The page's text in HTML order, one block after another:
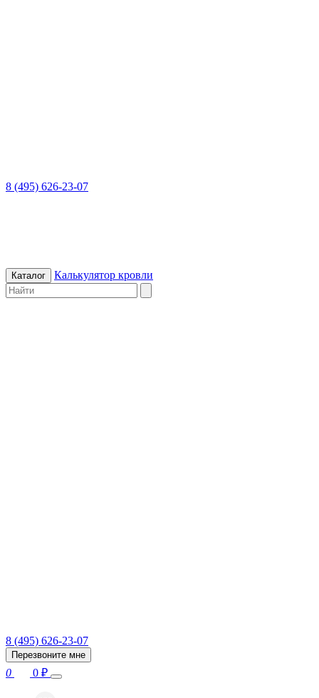
8 (495) 626-23-07
Каталог Калькулятор кровли
8 (495) 626-23-07
Перезвоните мне
0 0 ₽